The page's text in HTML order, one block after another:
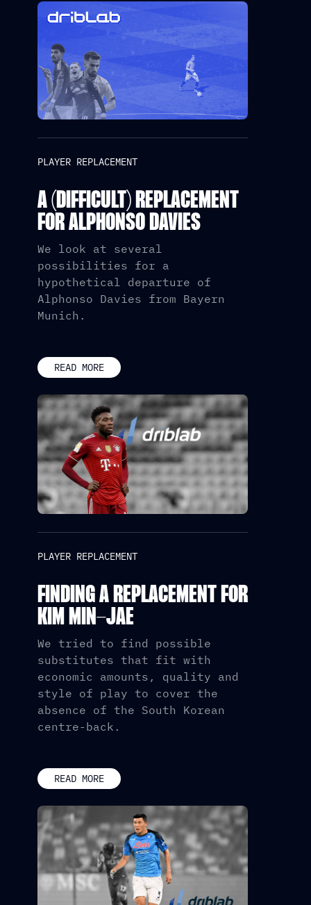
PLAYER REPLACEMENT
A (DIFFICULT) REPLACEMENT
FOR ALPHONSO DAVIES
We look at several
possibilities for a
hypothetical departure of
Alphonso Davies from Bayern
Munich.
READ MORE
PLAYER REPLACEMENT
FINDING A REPLACEMENT FOR
KIM MIN-JAE
We tried to find possible
substitutes that fit with
economic amounts, quality and
style of play to cover the
absence of the South Korean
centre-back.
READ MORE